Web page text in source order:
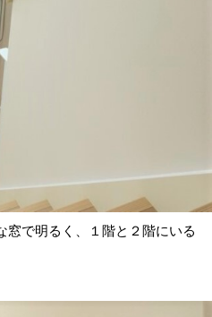
窓で明るく、１階と２階にいる